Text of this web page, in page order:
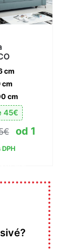
cm
cm
cm
45€
€
1
DPH